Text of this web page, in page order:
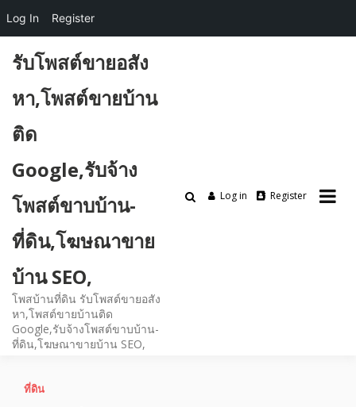
content
รับโพสต์ขายอสัง
หา,โพสต์ขายบ้าน
ติด
Google,รับจ้าง
โพสต์ขาบบ้าน-
ที่ดิน,โฆษณาขาย
บ้าน SEO,
โพสบ้านที่ดิน รับโพสต์ขายอสัง
หา,โพสต์ขายบ้านติด
Google,รับจ้างโพสต์ขาบบ้าน-
ที่ดิน,โฆษณาขายบ้าน SEO,
Log in Register
ที่ดิน
Log In Register